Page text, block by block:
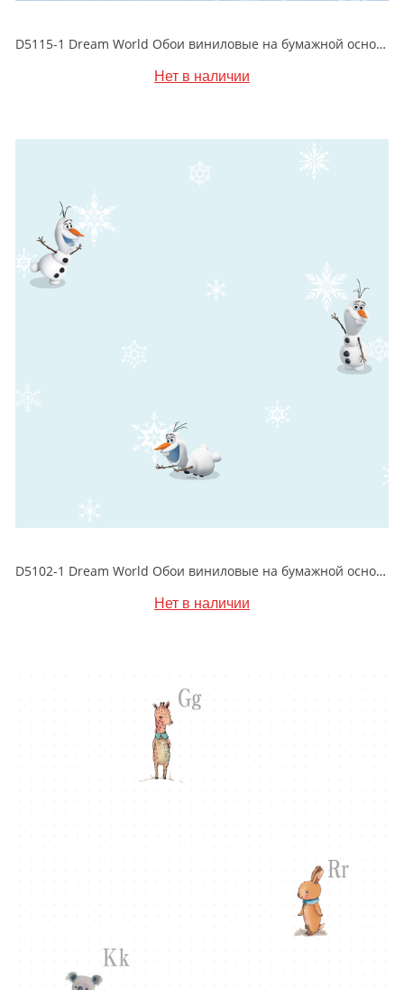
D5115-1 Dream World Обои виниловые на бумажной основе 1.06*15.6
Нет в наличии
D5102-1 Dream World Обои виниловые на бумажной основе 1.06*15.6
Нет в наличии